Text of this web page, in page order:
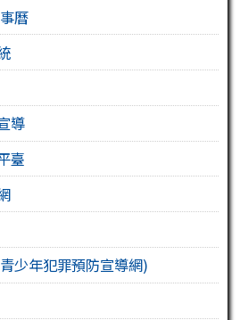
曆
導
臺
少年犯罪預防宣導網)